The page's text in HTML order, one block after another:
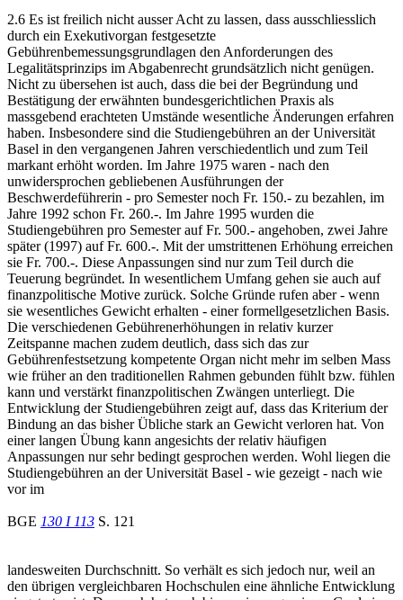
2.6 Es ist freilich nicht ausser Acht zu lassen, dass ausschliesslich
durch ein Exekutivorgan festgesetzte
Gebührenbemessungsgrundlagen den Anforderungen des
Legalitätsprinzips im Abgabenrecht grundsätzlich nicht genügen.
Nicht zu übersehen ist auch, dass die bei der Begründung und
Bestätigung der erwähnten bundesgerichtlichen Praxis als
massgebend erachteten Umstände wesentliche Änderungen erfahren
haben. Insbesondere sind die Studiengebühren an der Universität
Basel in den vergangenen Jahren verschiedentlich und zum Teil
markant erhöht worden. Im Jahre 1975 waren - nach den
unwidersprochen gebliebenen Ausführungen der
Beschwerdeführerin - pro Semester noch Fr. 150.- zu bezahlen, im
Jahre 1992 schon Fr. 260.-. Im Jahre 1995 wurden die
Studiengebühren pro Semester auf Fr. 500.- angehoben, zwei Jahre
später (1997) auf Fr. 600.-. Mit der umstrittenen Erhöhung erreichen
sie Fr. 700.-. Diese Anpassungen sind nur zum Teil durch die
Teuerung begründet. In wesentlichem Umfang gehen sie auch auf
finanzpolitische Motive zurück. Solche Gründe rufen aber - wenn
sie wesentliches Gewicht erhalten - einer formellgesetzlichen Basis.
Die verschiedenen Gebührenerhöhungen in relativ kurzer
Zeitspanne machen zudem deutlich, dass sich das zur
Gebührenfestsetzung kompetente Organ nicht mehr im selben Mass
wie früher an den traditionellen Rahmen gebunden fühlt bzw. fühlen
kann und verstärkt finanzpolitischen Zwängen unterliegt. Die
Entwicklung der Studiengebühren zeigt auf, dass das Kriterium der
Bindung an das bisher Übliche stark an Gewicht verloren hat. Von
einer langen Übung kann angesichts der relativ häufigen
Anpassungen nur sehr bedingt gesprochen werden. Wohl liegen die
Studiengebühren an der Universität Basel - wie gezeigt - nach wie
vor im
BGE 130 I 113 S. 121
landesweiten Durchschnitt. So verhält es sich jedoch nur, weil an
den übrigen vergleichbaren Hochschulen eine ähnliche Entwicklung